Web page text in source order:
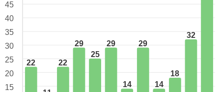
22 22
29
25
29
14
29
14
18
32
45
40
35
30
25
20
15